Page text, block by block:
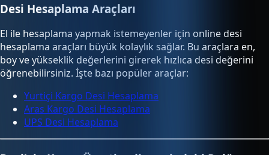
Desi Hesaplama Araçları
El ile hesaplama yapmak istemeyenler için online desi
hesaplama araçları büyük kolaylık sağlar. Bu araçlara en,
boy ve yükseklik değerlerini girerek hızlıca desi değerini
öğrenebilirsiniz. İşte bazı popüler araçlar:
Yurtiçi Kargo Desi Hesaplama
Aras Kargo Desi Hesaplama
UPS Desi Hesaplama